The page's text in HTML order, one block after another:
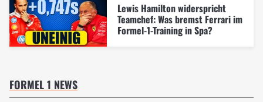
Lewis Hamilton widerspricht
Teamchef: Was bremst Ferrari im
Formel-1-Training in Spa?
FORMEL 1 NEWS